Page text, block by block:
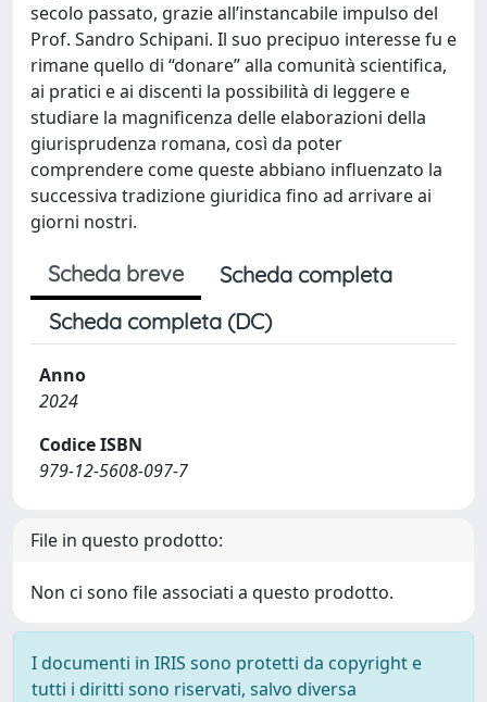
secolo passato, grazie all’instancabile impulso del
Prof. Sandro Schipani. Il suo precipuo interesse fu e
rimane quello di “donare” alla comunità scientifica,
ai pratici e ai discenti la possibilità di leggere e
studiare la magnificenza delle elaborazioni della
giurisprudenza romana, così da poter
comprendere come queste abbiano influenzato la
successiva tradizione giuridica fino ad arrivare ai
giorni nostri.
Scheda breve
Scheda completa
Scheda completa (DC)
Anno
2024
Codice ISBN
979-12-5608-097-7
File in questo prodotto:
Non ci sono file associati a questo prodotto.
I documenti in IRIS sono protetti da copyright e
tutti i diritti sono riservati, salvo diversa